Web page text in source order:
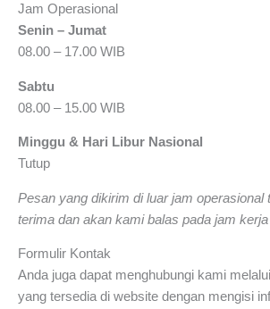
Jam Operasional
Senin – Jumat
08.00 – 17.00 WIB
Sabtu
08.00 – 15.00 WIB
Minggu & Hari Libur Nasional
Tutup
Pesan yang dikirim di luar jam operasional
terima dan akan kami balas pada jam
Formulir Kontak
Anda juga dapat menghubungi kami
yang tersedia di website dengan mengisi